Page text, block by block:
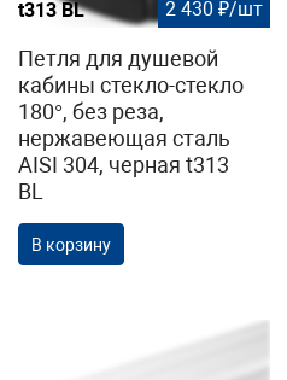
t313 BL 2 430 ₽/шт
Петля для душевой
кабины стекло-стекло
180°, без реза,
нержавеющая сталь
AISI 304, черная t313
BL
В корзину